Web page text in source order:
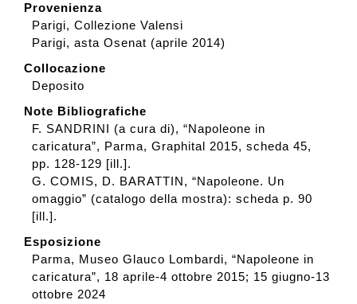
Provenienza
Parigi, Collezione Valensi
Parigi, asta Osenat (aprile 2014)
Collocazione
Deposito
Note Bibliografiche
F. SANDRINI (a cura di), “Napoleone in
caricatura”, Parma, Graphital 2015, scheda 45,
pp. 128-129 [ill.].
G. COMIS, D. BARATTIN, “Napoleone. Un
omaggio” (catalogo della mostra): scheda p. 90
[ill.].
Esposizione
Parma, Museo Glauco Lombardi, “Napoleone in
caricatura”, 18 aprile-4 ottobre 2015; 15 giugno-13
ottobre 2024